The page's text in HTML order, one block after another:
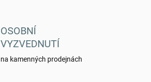
OSOBNÍ
VYZVEDNUTÍ
na kamenných prodejnách